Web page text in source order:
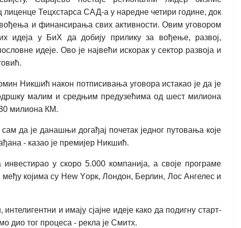
Тецхстарса САД-а у наредне четири године, док
и финансирања свих активности. Овим уговором
идеја у БиХ да добију прилику за вођење, развој,
идеје. Ово је највећи искорак у сектор развоја и
Никшић након потписивања уговора истакао је да је
малим и средњим предузећима од шест милиона
милиона КМ.
да је данашњи догађај почетак једног путовања које
- казао је премијер Никшић.
у скоро 5.000 компанија, а своје програме
којима су Неw Yорк, Лондон, Берлин, Лос Ангелес и
и имају сјајне идеје како да подигну старт-
дио тог процеса - рекла је Смитх.